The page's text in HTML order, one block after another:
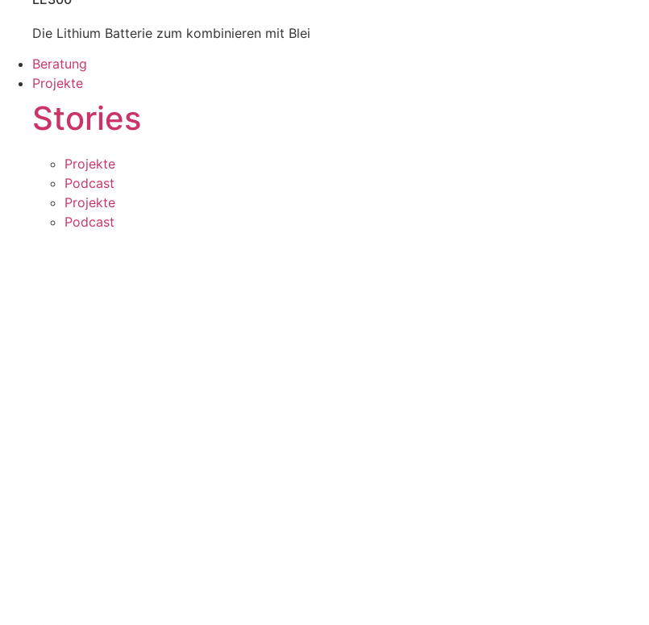
Die Lithium Batterie zum kombinieren mit Blei
Beratung
Projekte
Stories
Projekte
Podcast
Projekte
Podcast